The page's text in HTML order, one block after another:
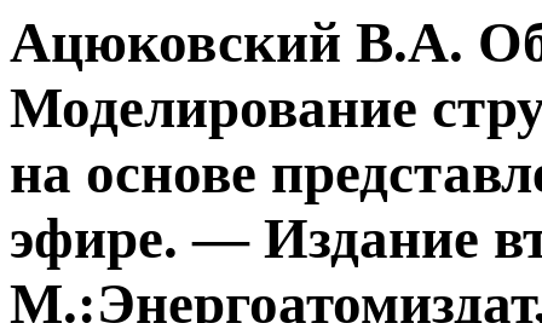
Ацюковский В.А.
Моделирование
на основе
эфире. — Издание